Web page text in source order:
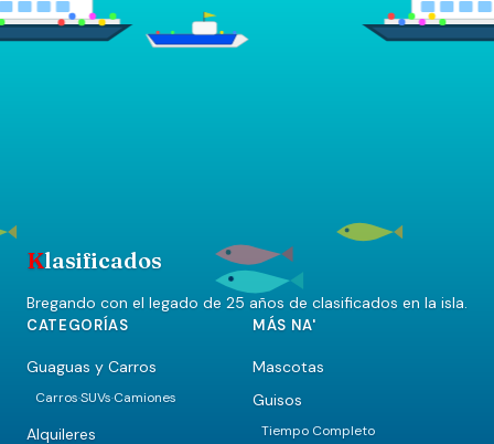
Klasificados
Bregando con el legado de 25 años de clasificados en la isla.
CATEGORÍAS
Guaguas y Carros
Carros·SUVs·Camiones
Alquileres
MÁS NA'
Mascotas
Guisos
Tiempo Completo